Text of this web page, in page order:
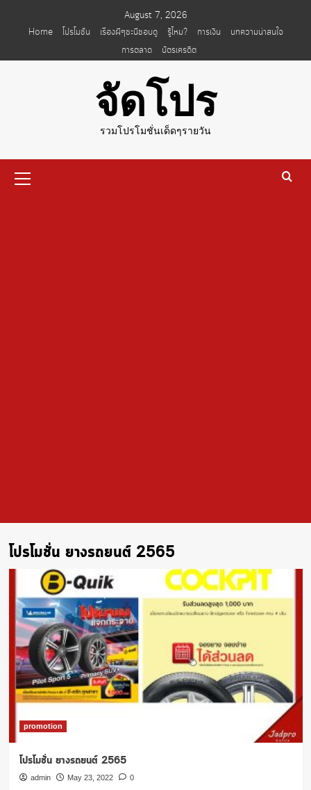
August 7, 2026
Home
โปรโมชั่น เรื่องผีๆชะนีชอบดู รู้ไหม? การเงิน
บทความน่าสนใจ
การตลาด
บัตรเครดิต
จัดโปร
รวมโปรโมชั่นเด็ดๆรายวัน
Menu
โปรโมชั่น ยางรถยนต์ 2565
promotion
โปรโมชั่น ยางรถยนต์ 2565
admin May 23, 2022 0